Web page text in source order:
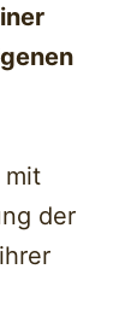
mit
der